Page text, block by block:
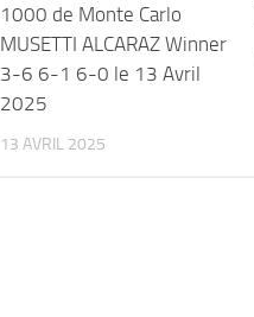
1000 de Monte Carlo
MUSETTI ALCARAZ Winner
3-6 6-1 6-0 le 13 Avril
2025
13 AVRIL 2025